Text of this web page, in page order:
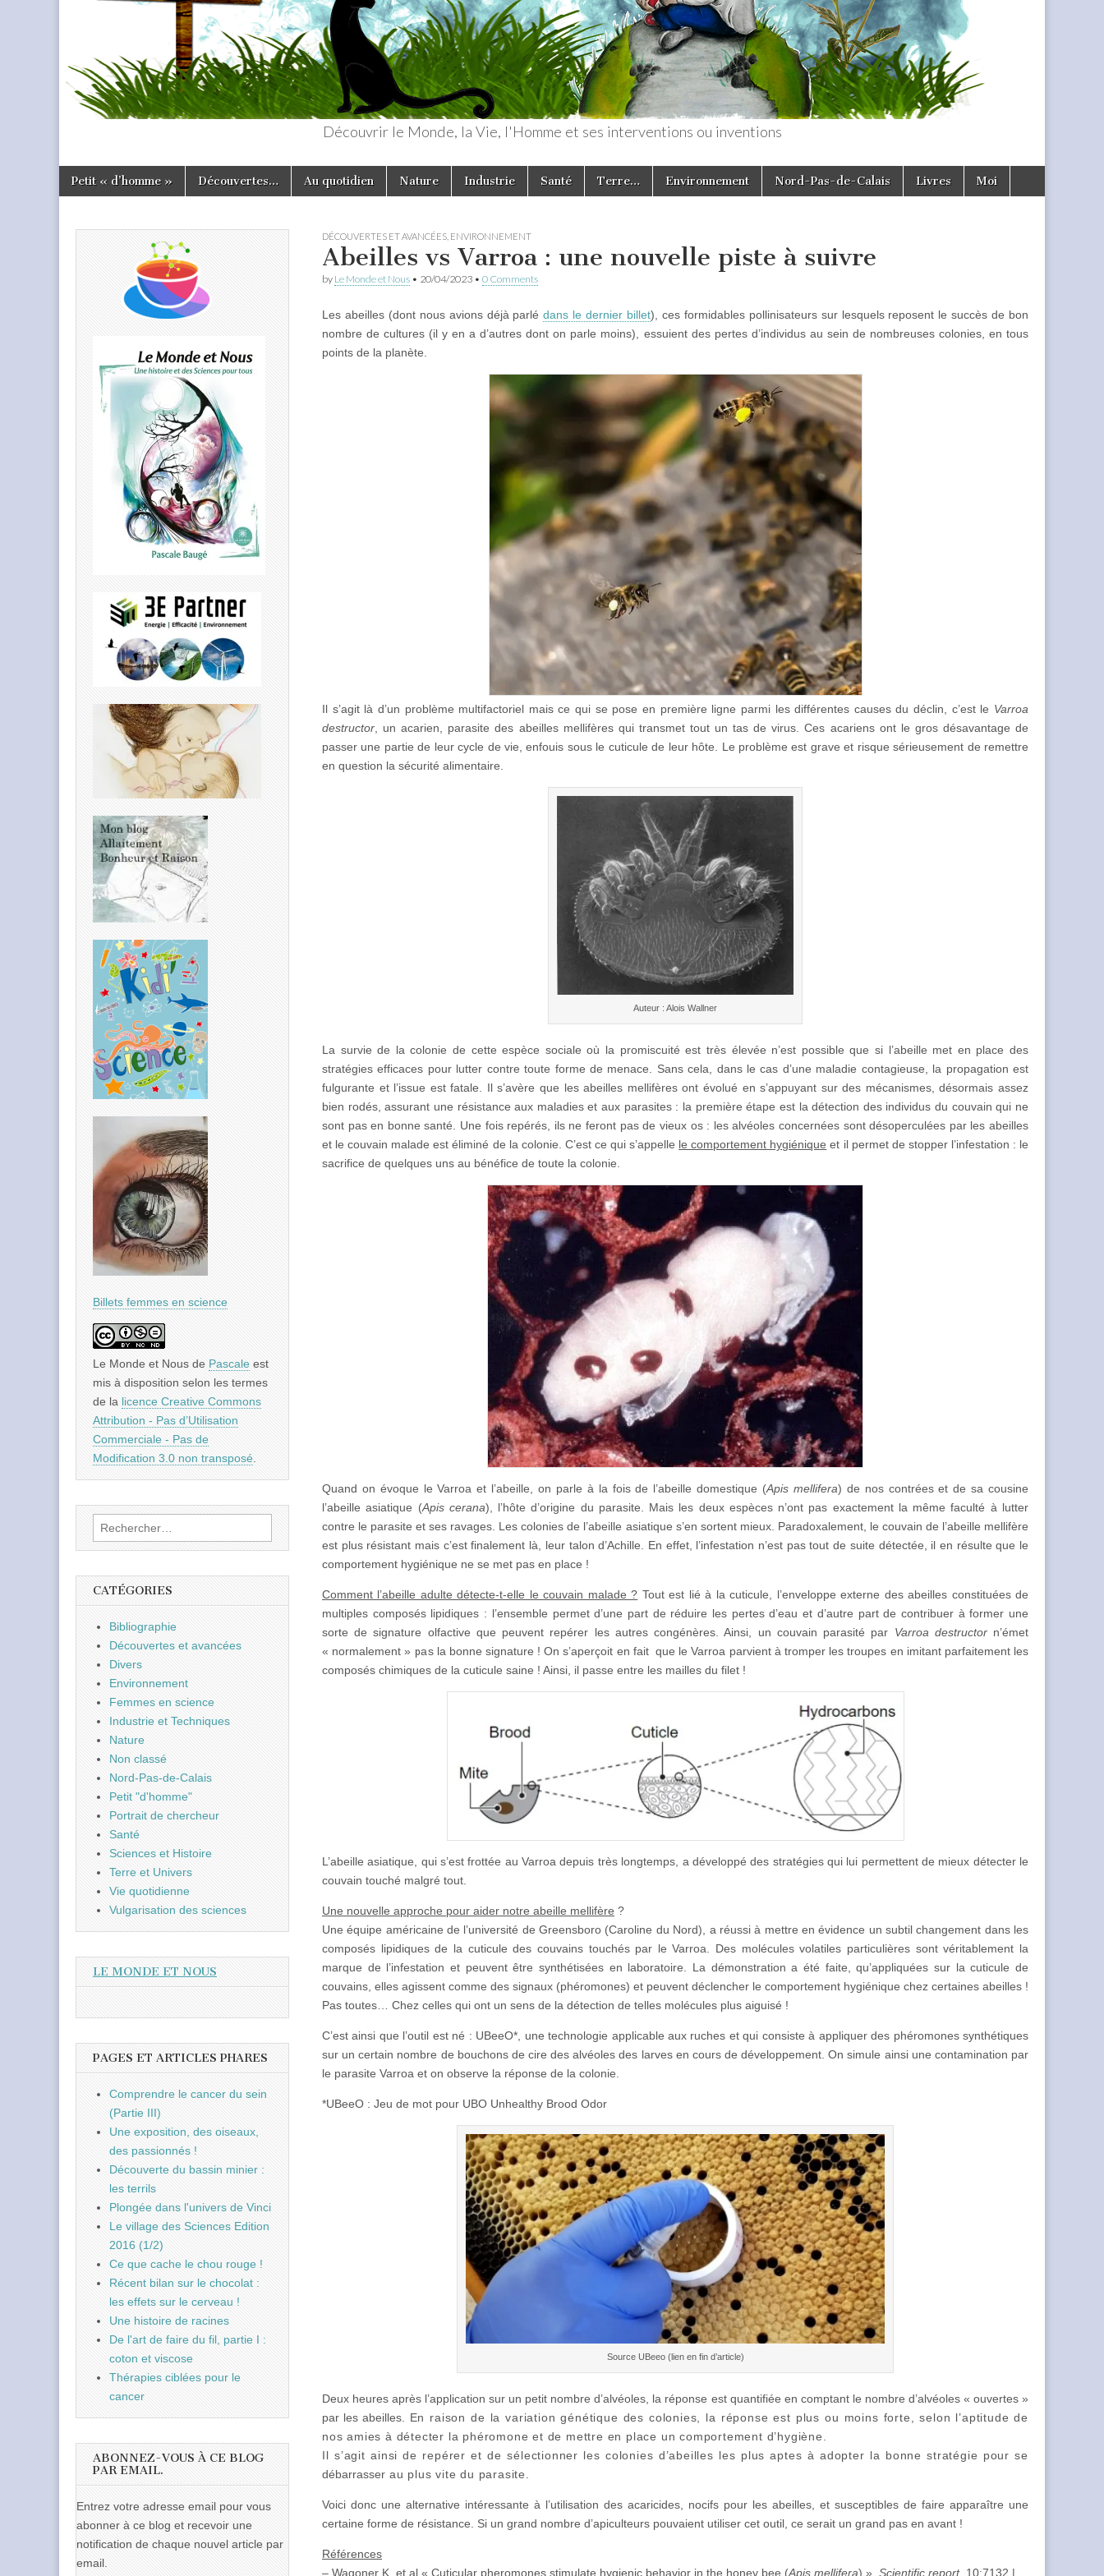
Découvrir le Monde, la Vie, l'Homme et ses interventions ou inventions
Main
menu
Skip
Petit « d’homme » Découvertes… Au quotidien Nature Industrie Santé Terre… Environnement Nord-Pas-de-Calais Livres Moi
DÉCOUVERTES ET AVANCÉES ENVIRONNEMENT
Abeilles vs Varroa : une nouvelle piste à suivre
by Le Monde et Nous • 20/04/2023 • 0 Comments
Les abeilles (dont nous avions déjà parlédans le dernier billet), ces formidables pollinisateurs sur lesquels reposent le succès de bon
nombre de cultures (il y en a d’autres dont on parle moins), essuient des pertes d’individus au sein de nombreuses colonies, en tous
points de la planète.
Il s’agit là d’un problème multifactoriel mais ce qui se pose en première ligne parmi les différentes causes du déclin, c’est le Varroa
destructor , un acarien, parasite des abeilles mellifères qui transmet tout un tas de virus. Ces acariens ont le gros désavantage de
passer une partie de leur cycle de vie, enfouis sous le cuticule de leur hôte. Le problème est grave et risque sérieusement de remettre
en question la sécurité alimentaire.
Auteur : Alois Wallner
La survie de la colonie de cette espèce sociale où la promiscuité est très élevée n’est possible que si l’abeille met en place des
stratégies efficaces pour lutter contre toute forme de menace. Sans cela, dans le cas d’une maladie contagieuse, la propagation est
fulgurante et l’issue est fatale. Il s’avère que les abeilles mellifères ont évolué en s’appuyant sur des mécanismes, désormais assez
bien rodés, assurant une résistance aux maladies et aux parasites : la première étape est la détection des individus du couvain qui ne
sont pas en bonne santé. Une fois repérés, ils ne feront pas de vieux os : les alvéoles concernées sont désoperculées par les abeilles
et le couvain malade est éliminé de la colonie. C’est ce qui s’appelle le comportement hygiénique et il permet de stopper l’infestation : le
sacrifice de quelques uns au bénéfice de toute la colonie.
Quand on évoque le Varroa et l’abeille, on parle à la fois de l’abeille domestique (Apis mellifera) de nos contrées et de sa cousine
l’abeille asiatique (Apis cerana), l’hôte d’origine du parasite. Mais les deux espèces n’ont pas exactement la même faculté à lutter
contre le parasite et ses ravages. Les colonies de l’abeille asiatique s’en sortent mieux. Paradoxalement, le couvain de l’abeille mellifère
est plus résistant mais c’est finalement là, leur talon d’Achille. En effet, l’infestation n’est pas tout de suite détectée, il en résulte que le
comportement hygiénique ne se met pas en place !
Comment l’abeille adulte détecte-t-elle le couvain malade ? Tout est lié à la cuticule, l’enveloppe externe des abeilles constituées de
multiples composés lipidiques : l’ensemble permet d’une part de réduire les pertes d’eau et d’autre part de contribuer à former une
sorte de signature olfactive que peuvent repérer les autres congénères. Ainsi, un couvain parasité par Varroa destructorn’émet
« normalement » pas la bonne signature ! On s’aperçoit en fait que le Varroa parvient à tromper les troupes en imitant parfaitement les
composés chimiques de la cuticule saine ! Ainsi, il passe entre les mailles du filet !
L’abeille asiatique, qui s’est frottée au Varroa depuis très longtemps, a développé des stratégies qui lui permettent de mieux détecter le
couvain touché malgré tout.
Une nouvelle approche pour aider notre abeille mellifère ?
Une équipe américaine de l’université de Greensboro (Caroline du Nord), a réussi à mettre en évidence un subtil changement dans les
composés lipidiques de la cuticule des couvains touchés par le Varroa. Des molécules volatiles particulières sont véritablement la
marque de l’infestation et peuvent être synthétisées en laboratoire. La démonstration a été faite, qu’appliquées sur la cuticule de
couvains, elles agissent comme des signaux (phéromones) et peuvent déclencher le comportement hygiénique chez certaines abeilles !
Pas toutes… Chez celles qui ont un sens de la détection de telles molécules plus aiguisé !
C’est ainsi que l’outil est né : UBeeO*, une technologie applicable aux ruches et qui consiste à appliquer des phéromones synthétiques
sur un certain nombre de bouchons de cire des alvéoles des larves en cours de développement. On simule ainsi une contamination par
le parasite Varroa et on observe la réponse de la colonie.
*UBeeO : Jeu de mot pour UBO Unhealthy Brood Odor
Source UBeeo (lien en fin d’article)
Deux heures après l’application sur un petit nombre d’alvéoles, la réponse est quantifiée en comptant le nombre d’alvéoles « ouvertes »
par les abeilles. En raison de la variation génétique des colonies, la réponse est plus ou moins forte, selon l’aptitude de
nos amies à détecter la phéromone et de mettre en place un comportement d’hygiène.
Il s’agit ainsi de repérer et de sélectionner les colonies d’abeilles les plus aptes à adopter la bonne stratégie pour se
débarrasser au plus vite du parasite.
Voici donc une alternative intéressante à l’utilisation des acaricides, nocifs pour les abeilles, et susceptibles de faire apparaître une
certaine forme de résistance. Si un grand nombre d’apiculteurs pouvaient utiliser cet outil, ce serait un grand pas en avant !
Références
– Wagoner K. et al « Cuticular pheromones stimulate hygienic behavior in the honey bee (Apis mellifera) », Scientific report, 10:7132 |
Billets femmes en science
Le Monde et Nous de Pascale est
mis à disposition selon les termes
de la licence Creative Commons
Attribution - Pas d’Utilisation
Commerciale - Pas de
Modification 3.0 non transposé.
Rechercher :
CATÉGORIES
Bibliographie
Découvertes et avancées
Divers
Environnement
Femmes en science
Industrie et Techniques
Nature
Non classé
Nord-Pas-de-Calais
Petit "d'homme"
Portrait de chercheur
Santé
Sciences et Histoire
Terre et Univers
Vie quotidienne
Vulgarisation des sciences
LE MONDE ET NOUS
PAGES ET ARTICLES PHARES
Comprendre le cancer du sein
(Partie III)
Une exposition, des oiseaux,
des passionnés !
Découverte du bassin minier :
les terrils
Plongée dans l'univers de Vinci
Le village des Sciences Edition
2016 (1/2)
Ce que cache le chou rouge !
Récent bilan sur le chocolat :
les effets sur le cerveau !
Une histoire de racines
De l'art de faire du fil, partie I :
coton et viscose
Thérapies ciblées pour le
cancer
ABONNEZ-VOUS À CE BLOG
PAR EMAIL.
Entrez votre adresse email pour vous
abonner à ce blog et recevoir une
notification de chaque nouvel article par
email.